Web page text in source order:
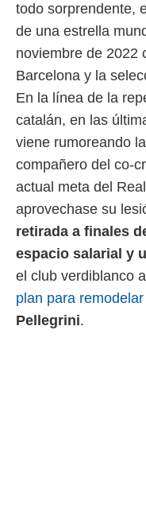
aceptar
de
de que
se
para
todo sorprendente,
de una estrella
noviembre de 2022
Barcelona y la
En la línea de la
catalán, en las
viene rumoreando
compañero del co-
actual meta del
aprovechase su
retirada a finales
espacio salarial y
el club verdiblanco
plan para
Pellegrini.